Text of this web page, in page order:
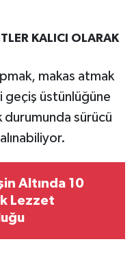
KALICI OLARAK
makas atmak
geçiş üstünlüğüne
sürücü
Altında 10
Lezzet